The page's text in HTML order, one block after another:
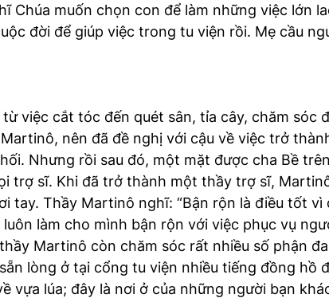
Chúa muốn chọn con để làm những việc lớn
đời để giúp việc trong tu viện rồi. Mẹ cầu
việc cắt tóc đến quét sân, tỉa cây, chăm sóc
nên đã đề nghị với cậu về việc trở
Nhưng rồi sau đó, một mặt được cha Bề
trợ sĩ. Khi đã trở thành một thầy trợ sĩ,
tay. Thầy Martinô nghĩ: “Bận rộn là điều tốt vì
làm cho mình bận rộn với việc phục vụ
Martinô còn chăm sóc rất nhiều số phận
lòng ở tại cổng tu viện nhiều tiếng đồng hồ
vựa lúa; đây là nơi ở của những người bạn